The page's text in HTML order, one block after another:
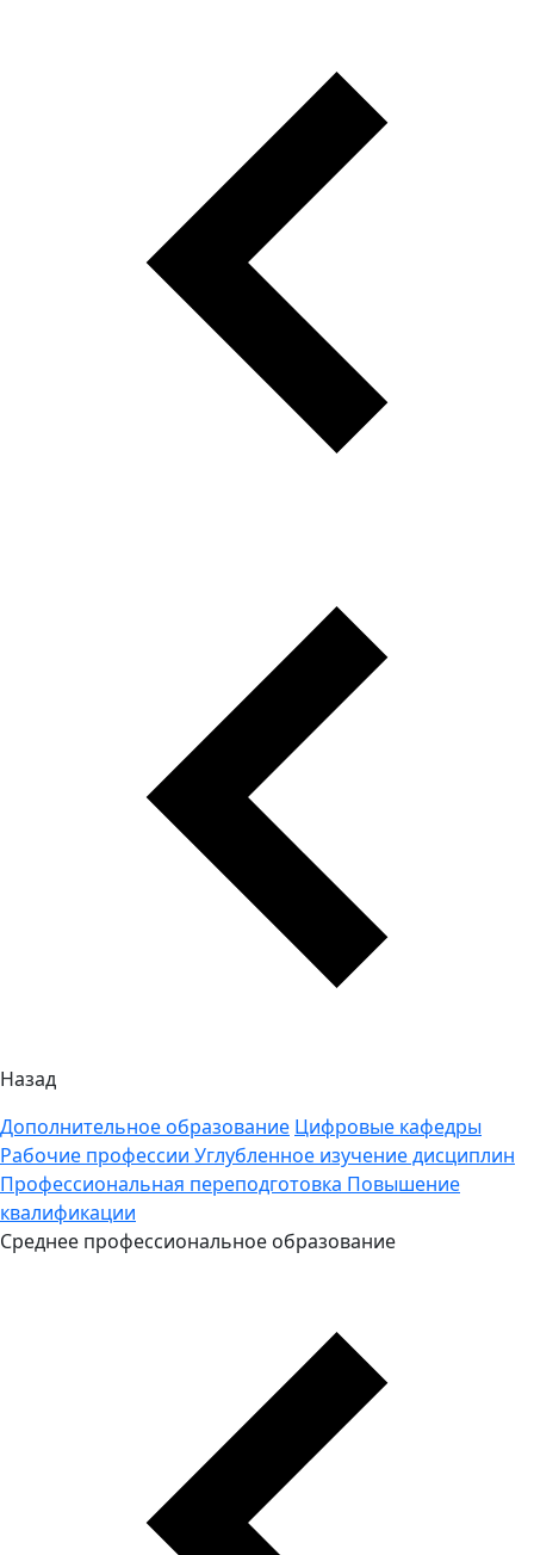
Назад
Дополнительное образование Цифровые кафедры
Рабочие профессии Углубленное изучение дисциплин
Профессиональная переподготовка Повышение
квалификации
Среднее профессиональное образование